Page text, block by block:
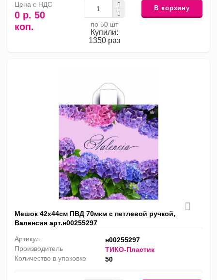
Цена с НДС
0 р. 50
коп.
по 50 шт
Купили:
1350 раз
В корзину
Мешок 42х44см ПВД 70мкм с петлевой ручкой,
Валенсия арт.н00255297
Артикул
н00255297
Производитель
ТИКО-Пластик
Количество в упаковке
50